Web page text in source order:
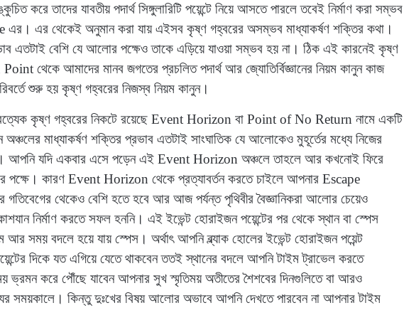
করে তাদের যাবতীয় পদার্থ সিঙ্গুলারিটি পয়েন্টে নিয়ে আসতে পারলে তবেই নির্মাণ করা সম্ভব
এর থেকেই অনুমান করা যায় এইসব কৃষ্ণ গহ্বরের অসম্ভব মাধ্যাকর্ষণ শক্তির কথা।
এতটাই বেশি যে আলোর পক্ষেও তাকে এড়িয়ে যাওয়া সম্ভব হয় না। ঠিক এই কারনেই কৃষ্ণ
থেকে আমাদের মানব জগতের প্রচলিত পদার্থ আর জ্যোতির্বিজ্ঞানের নিয়ম কানুন কাজ
শুরু হয় কৃষ্ণ গহ্বরের নিজস্ব নিয়ম কানুন।
প্রত্যেক কৃষ্ণ গহ্বরের নিকটে রয়েছে Event Horizon বা Point of No Return নামে একটি
মাধ্যাকর্ষণ শক্তির প্রভাব এতটাই সাংঘাতিক যে আলোকেও মুহূর্তের মধ্যে নিজের
আপনি যদি একবার এসে পড়েন এই Event Horizon অঞ্চলে তাহলে আর কখনোই ফিরে
পক্ষে। কারণ Event Horizon থেকে প্রত্যাবর্তন করতে চাইলে আপনার Escape
থেকেও বেশি হতে হবে আর আজ পর্যন্ত পৃথিবীর বৈজ্ঞানিকরা আলোর চেয়েও
নির্মাণ করতে সফল হননি। এই ইভেন্ট হোরাইজন পয়েন্টের পর থেকে স্থান বা স্পেস
আর সময় বদলে হয়ে যায় স্পেস। অর্থাৎ আপনি ব্ল্যাক হোলের ইভেন্ট হোরাইজন পয়েন্ট
দিকে যত এগিয়ে যেতে থাকবেন ততই স্থানের বদলে আপনি টাইম ট্রাভেল করতে
করে পৌঁছে যাবেন আপনার সুখ স্মৃতিময় অতীতের শৈশবের দিনগুলিতে বা আরও
সময়কালে। কিন্তু দুঃখের বিষয় আলোর অভাবে আপনি দেখতে পারবেন না আপনার টাইম